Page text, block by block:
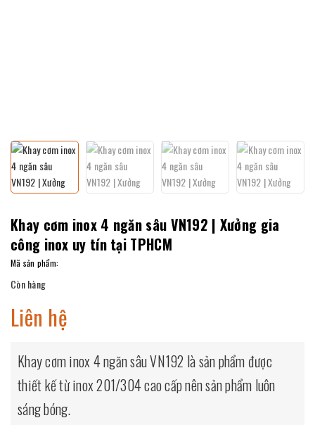
Khay cơm inox 4 ngăn sâu VN192 | Xưởng gia
công inox uy tín tại TPHCM
Mã sản phẩm:
Còn hàng
Liên hệ
Khay cơm inox 4 ngăn sâu VN192 là sản phẩm được
thiết kế từ inox 201/304 cao cấp nên sản phẩm luôn
sáng bóng.